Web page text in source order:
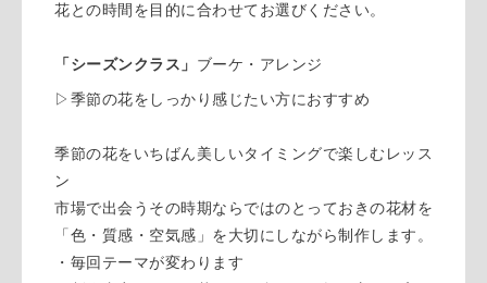
花との時間を目的に合わせてお選びください。
「シーズンクラス」 ブーケ・アレンジ
▷季節の花をしっかり感じたい方におすすめ
季節の花をいちばん美しいタイミングで楽しむレッス
ン
市場で出会うその時期ならではのとっておきの花材を
「色・質感・空気感」を大切にしながら制作します。
・毎回テーマが変わります